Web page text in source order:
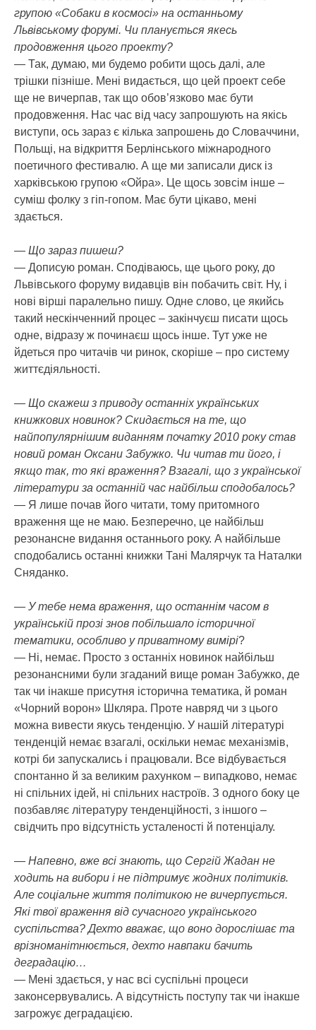
групою «Собаки в космосі» на останньому
Львівському форумі. Чи планується якесь
продовження цього проекту?
— Так, думаю, ми будемо робити щось далі, але
трішки пізніше. Мені видається, що цей проект себе
ще не вичерпав, так що обов’язково має бути
продовження. Нас час від часу запрошують на якісь
виступи, ось зараз є кілька запрошень до Словаччини,
Польщі, на відкриття Берлінського міжнародного
поетичного фестивалю. А ще ми записали диск із
харківською групою «Ойра». Це щось зовсім інше –
суміш фолку з гіп-гопом. Має бути цікаво, мені
здається.
— Що зараз пишеш?
— Дописую роман. Сподіваюсь, ще цього року, до
Львівського форуму видавців він побачить світ. Ну, і
нові вірші паралельно пишу. Одне слово, це якийсь
такий нескінченний процес – закінчуєш писати щось
одне, відразу ж починаєш щось інше. Тут уже не
йдеться про читачів чи ринок, скоріше – про систему
життєдіяльності.
— Що скажеш з приводу останніх українських
книжкових новинок? Скидається на те, що
найпопулярнішим виданням початку 2010 року став
новий роман Оксани Забужко. Чи читав ти його, і
якщо так, то які враження? Взагалі, що з української
літератури за останній час найбільш сподобалось?
— Я лише почав його читати, тому притомного
враження ще не маю. Безперечно, це найбільш
резонансне видання останнього року. А найбільше
сподобались останні книжки Тані Малярчук та Наталки
Сняданко.
— У тебе нема враження, що останнім часом в
українській прозі знов побільшало історичної
тематики, особливо у приватному вимірі?
— Ні, немає. Просто з останніх новинок найбільш
резонансними були згаданий вище роман Забужко, де
так чи інакше присутня історична тематика, й роман
«Чорний ворон» Шкляра. Проте навряд чи з цього
можна вивести якусь тенденцію. У нашій літературі
тенденцій немає взагалі, оскільки немає механізмів,
котрі би запускались і працювали. Все відбувається
спонтанно й за великим рахунком – випадково, немає
ні спільних ідей, ні спільних настроїв. З одного боку це
позбавляє літературу тенденційності, з іншого –
свідчить про відсутність усталеності й потенціалу.
— Напевно, вже всі знають, що Сергій Жадан не
ходить на вибори і не підтримує жодних політиків.
Але соціальне життя політикою не вичерпується.
Які твої враження від сучасного українського
суспільства? Дехто вважає, що воно дорослішає та
врізноманітнюється, дехто навпаки бачить
деградацію…
— Мені здається, у нас всі суспільні процеси
законсервувались. А відсутність поступу так чи інакше
загрожує деградацією.